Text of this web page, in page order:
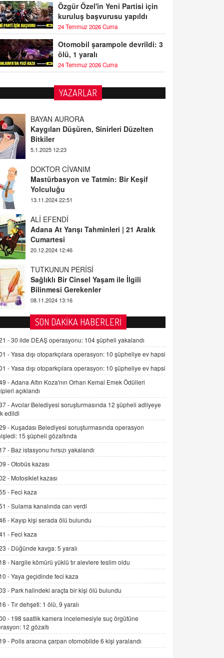
Özgür Özel'in Yeni Partisi için
kuruluş başvurusu yapıldı
24 Temmuz 2026 Cuma
Otomobil şarampole devrildi: 3
ölü, 1 yaralı
24 Temmuz 2026 Cuma
YAZARLAR
BAYAN AURORA
Kaygıları Düşüren, Sinirleri Düzelten
Bitkiler
5.1.2025 12:23
DOKTOR CİVANIM
Mastürbasyon ve Tatmin: Bir Keşif
Yolculuğu
13.11.2024 22:51
ALİ EFENDİ
Adana At Yarışı Tahminleri | 21 Aralık
Cumartesi
20.12.2024 12:46
TUTKUNUN PERİSİ
Sağlıklı Bir Cinsel Yaşam ile İlgili
Bilinmesi Gerekenler
08.11.2024 13:16
FARUK ÖNALAN
Tezkere Onaylanmasaydı…
2 Kasım 2021 Salı 00:11
AV. DOĞAN CAN DOĞAN
Kişisel verilerin korunması ve dijital
hukukun gelişimi
15.09.2025 16:17
SEHER EREK
Kış Ayları Geldi, Hangi Önlemler
Alınmalı?
9.12.2025 10:11
İNCİ GÜL AKÖL
Trump Keşke Adana'yı da Ziyaret Etse...
06.07.2026 13:00
ADEM AKÖL
Esed Destekçilerinin Yüzüne Vurulan
Şamar: Sednaya
11.12.2024 12:30
DR. EKREM ASLAN
Gerçek Ne, Algı Ne? "Beraber
Yürüyoruz" Cümlesinin Peşinden
19.07.2025 12:45
GÖNÜL MENEKŞE
Şifacının Yolu
04.11.2025 12:56
SON DAKİKA HABERLERİ
-30 ilde DEAŞ operasyonu: 104 şüpheli yakalandı
-Yasa dışı otoparkçılara operasyon: 10 şüpheliye ev hapsi
-Yasa dışı otoparkçılara operasyon: 10 şüpheliye ev hapsi
-Adana Altın Koza'nın Orhan Kemal Emek Ödülleri
açıklandı
-Avcılar Belediyesi soruşturmasında 12 şüpheli adliyeye
edildi
- Kuşadası Belediyesi soruşturmasında operasyon
15 şüpheli gözaltında
- Baz istasyonu hırsızı yakalandı
-Otobüs kazası
- Motosiklet kazası
- Feci kaza
-Sulama kanalında can verdi
- Kayıp kişi serada ölü bulundu
- Feci kaza
- Düğünde kavga: 5 yaralı
- Nargile kömürü yüklü tır alevlere teslim oldu
-Yaya geçidinde feci kaza
- Park halindeki araçta bir kişi ölü bulundu
-Tır dehşeti: 1 ölü, 9 yaralı
- 198 saatlik kamera incelemesiyle suç örgütüne
12 gözaltı
- Polis aracına çarpan otomobilde 6 kişi yaralandı